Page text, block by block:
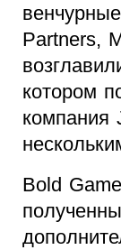
Partners,
котором
компания
Bold